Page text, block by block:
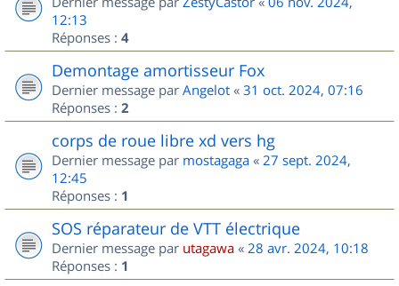
12:13
Réponses : 4
Demontage amortisseur Fox
Dernier message par Angelot « 31 oct. 2024, 07:16
Réponses : 2
corps de roue libre xd vers hg
Dernier message par mostagaga « 27 sept. 2024,
12:45
Réponses : 1
SOS réparateur de VTT électrique
Dernier message par utagawa « 28 avr. 2024, 10:18
Réponses : 1